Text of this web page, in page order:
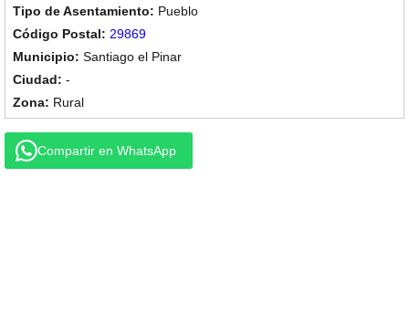
Pueblo
29869
Santiago el Pinar
-
Rural
Compartir en WhatsApp